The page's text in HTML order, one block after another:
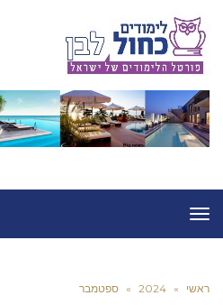
תפריט
ראשי »
2024
» ספטמבר